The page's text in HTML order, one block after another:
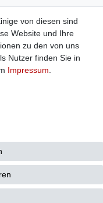
von diesen sind
Website und Ihre
zu den von uns
Nutzer finden Sie in
Impressum